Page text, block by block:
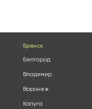
Брянск
Белгород
Владимир
Воронеж
Калуга